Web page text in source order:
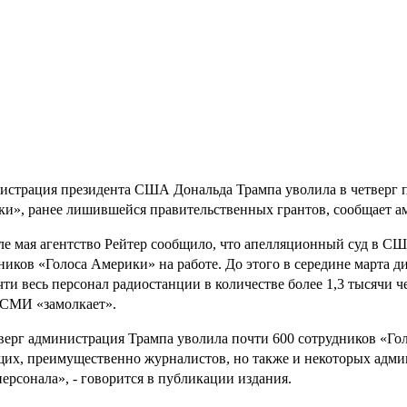
президента США Дональда Трампа уволила в четверг
ранее лишившейся правительственных грантов, сообщает
мая агентство Рейтер сообщило, что апелляционный суд в
«Голоса Америки» на работе. До этого в середине
весь персонал радиостанции в количестве более 1,3
«замолкает».
администрация Трампа уволила почти 600 сотрудников
преимущественно журналистов, но также и некоторых
- говорится в публикации издания.